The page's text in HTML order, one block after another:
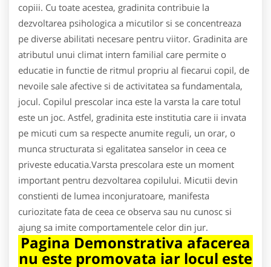
copiii. Cu toate acestea, gradinita contribuie la
dezvoltarea psihologica a micutilor si se concentreaza
pe diverse abilitati necesare pentru viitor. Gradinita are
atributul unui climat intern familial care permite o
educatie in functie de ritmul propriu al fiecarui copil, de
nevoile sale afective si de activitatea sa fundamentala,
jocul. Copilul prescolar inca este la varsta la care totul
este un joc. Astfel, gradinita este institutia care ii invata
pe micuti cum sa respecte anumite reguli, un orar, o
munca structurata si egalitatea sanselor in ceea ce
priveste educatia.Varsta prescolara este un moment
important pentru dezvoltarea copilului. Micutii devin
constienti de lumea inconjuratoare, manifesta
curiozitate fata de ceea ce observa sau nu cunosc si
ajung sa imite comportamentele celor din jur.
Pagina Demonstrativa afacerea
nu este promovata iar locul este